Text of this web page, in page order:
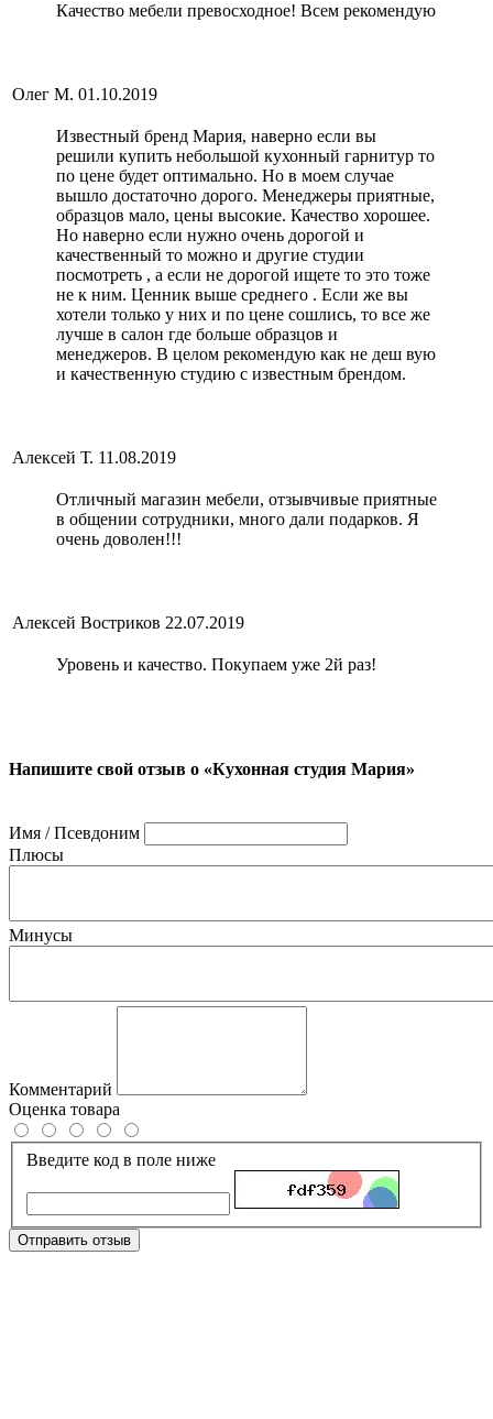
Качество мебели превосходное! Всем рекомендую
Олег М. 01.10.2019
Известный бренд Мария, наверно если вы
решили купить небольшой кухонный гарнитур то
по цене будет оптимально. Но в моем случае
вышло достаточно дорого. Менеджеры приятные,
образцов мало, цены высокие. Качество хорошее.
Но наверно если нужно очень дорогой и
качественный то можно и другие студии
посмотреть , а если не дорогой ищете то это тоже
не к ним. Ценник выше среднего . Если же вы
хотели только у них и по цене сошлись, то все же
лучше в салон где больше образцов и
менеджеров. В целом рекомендую как не деш вую
и качественную студию с известным брендом.
Алексей Т. 11.08.2019
Отличный магазин мебели, отзывчивые приятные
в общении сотрудники, много дали подарков. Я
очень доволен!!!
Алексей Востриков 22.07.2019
Уровень и качество. Покупаем уже 2й раз!
Напишите свой отзыв о «Кухонная студия Мария»
Имя / Псевдоним
Плюсы
Минусы
Комментарий
Оценка товара
Введите код в поле ниже
Отправить отзыв